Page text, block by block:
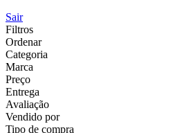
Sair
Filtros
Ordenar
Categoria
Marca
Preço
Entrega
Avaliação
Vendido por
Tipo de compra